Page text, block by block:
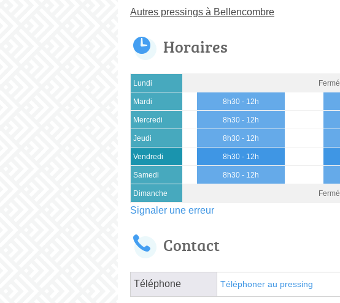
Autres pressings à Bellencombre
Horaires
Lundi Fermé
Mardi 8h30 - 12h
Mercredi 8h30 - 12h
Jeudi 8h30 - 12h
Vendredi 8h30 - 12h
Samedi 8h30 - 12h
Dimanche Fermé
Signaler une erreur
Contact
Téléphone Téléphoner au pressing